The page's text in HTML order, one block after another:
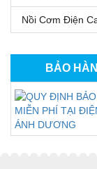
Nồi Cơm Điện
BẢO